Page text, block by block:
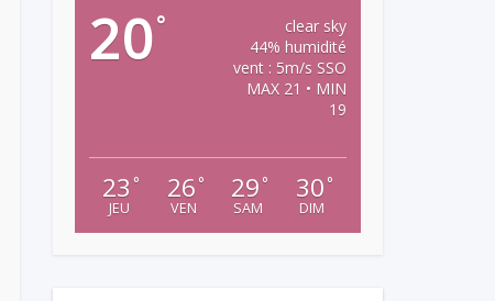
20°
clear sky
44% humidité
vent : 5m/s SSO
MAX 21 • MIN
19
23 °
JEU
26 °
VEN
29 °
SAM
30 °
DIM